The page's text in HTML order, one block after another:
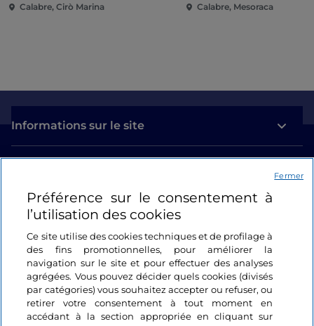
Calabre, Cirò Marina Calabre, Mesoraca
Informations sur le site
Se connecter
Suivez-nous
Préférence sur le consentement à
l’utilisation des cookies
Ce site utilise des cookies techniques et de profilage à
des fins promotionnelles, pour améliorer la
navigation sur le site et pour effectuer des analyses
agrégées. Vous pouvez décider quels cookies (divisés
par catégories) vous souhaitez accepter ou refuser, ou
retirer votre consentement à tout moment en
accédant à la section appropriée en cliquant sur
Fermer